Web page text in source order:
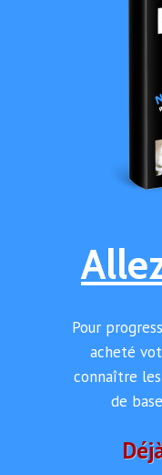
Pour
acheté
connaître
de